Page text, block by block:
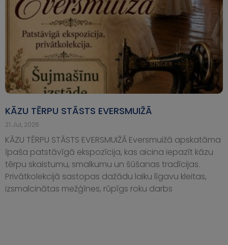
KĀZU TĒRPU STĀSTS EVERSMUIŽĀ
21.Jul, 2026
KĀZU TĒRPU STĀSTS EVERSMUIŽĀ Eversmuižā apskatāma
īpaša patstāvīgā ekspozīcija, kas aicina iepazīt kāzu
tērpu skaistumu, smalkumu un šūšanas tradīcijas.
Privātkolekcijā sastopas dažādu laiku līgavu kleitas,
izsmalcinātas mežģīnes, rūpīgs roku darbs